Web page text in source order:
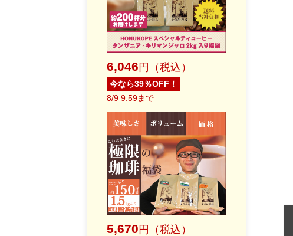
6,046円（税込）
今なら39％OFF！
8/9 9:59まで
5,670 円（税込）